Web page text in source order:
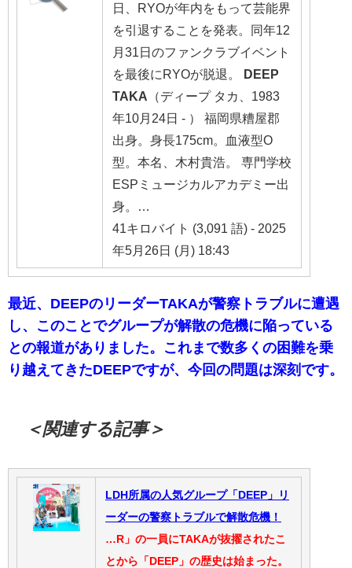
日、RYOが年内をもって芸能界
を引退することを発表。同年12
月31日のファンクラブイベント
を最後にRYOが脱退。
DEEP
TAKA （ディープ タカ、1983
年10月24日 - ） 福岡県糟屋郡
出身。身長175cm。血液型O
型。本名、木村貴浩。 専門学校
ESPミュージカルアカデミー出
身。…
41キロバイト (3,091 語) - 2025
年5月26日 (月) 18:43
最近、DEEPのリーダーTAKAが警察トラブルに遭遇
し、このことでグループが解散の危機に陥っている
との報道がありました。これまで数多くの困難を乗
り越えてきたDEEPですが、今回の問題は深刻です。
＜関連する記事＞
LDH所属の人気グループ「DEEP」リ
ーダーの警察トラブルで解散危機！
…R」の一員にTAKAが抜擢されたこ
とから「DEEP」の歴史は始まった。